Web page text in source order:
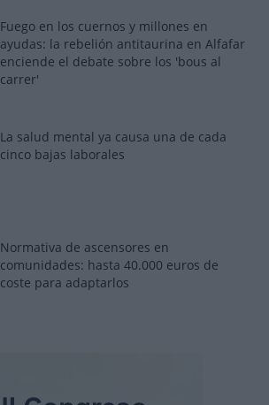
Fuego en los cuernos y millones en
ayudas: la rebelión antitaurina en Alfafar
enciende el debate sobre los 'bous al
carrer'
La salud mental ya causa una de cada
cinco bajas laborales
Normativa de ascensores en
comunidades: hasta 40.000 euros de
coste para adaptarlos